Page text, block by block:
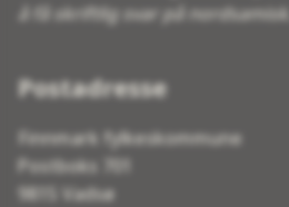
å få skriftlig svar på nordsamisk.
Postadresse
Finnmark fylkeskommune
Postboks 701
9815 Vadsø